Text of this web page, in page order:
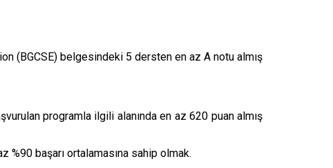
(BGCSE) belgesindeki 5 dersten en az A notu almış
programla ilgili alanında en az 620 puan almış
başarı ortalamasına sahip olmak.